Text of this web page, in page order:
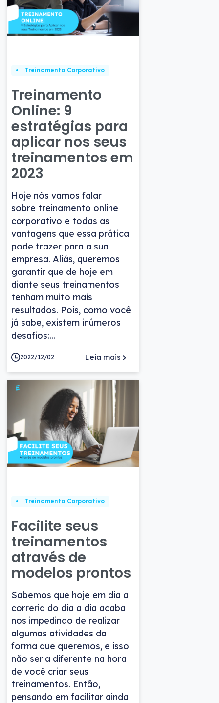
Treinamento Corporativo
Treinamento
Online: 9
estratégias para
aplicar nos seus
treinamentos em
2023
Hoje nós vamos falar
sobre treinamento online
corporativo e todas as
vantagens que essa prática
pode trazer para a sua
empresa. Aliás, queremos
garantir que de hoje em
diante seus treinamentos
tenham muito mais
resultados. Pois, como você
já sabe, existem inúmeros
desafios:...
2022/12/02 Leia mais
Treinamento Corporativo
Facilite seus
treinamentos
através de
modelos prontos
Sabemos que hoje em dia a
correria do dia a dia acaba
nos impedindo de realizar
algumas atividades da
forma que queremos, e isso
não seria diferente na hora
de você criar seus
treinamentos. Então,
pensando em facilitar ainda